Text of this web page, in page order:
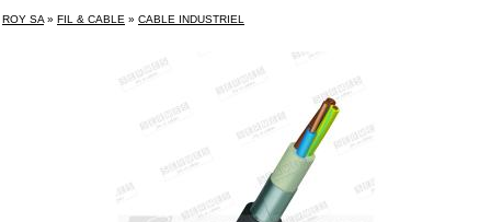
ROY SA » FIL & CABLE » CABLE INDUSTRIEL